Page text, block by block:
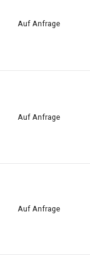
Auf Anfrage
Auf Anfrage
Auf Anfrage